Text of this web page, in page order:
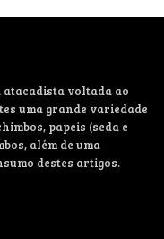
atacadista voltada ao
uma grande variedade
papeis (seda e
além de uma
destes artigos.